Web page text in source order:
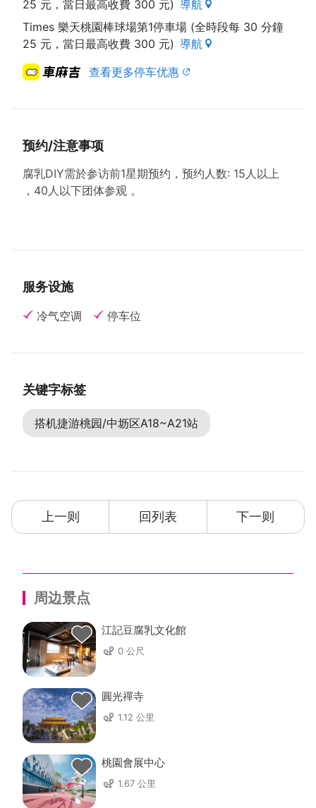
25 元，當日最高收費 300 元) 導航
Times 樂天桃園棒球場第1停車場 (全時段每 30 分鐘
25 元，當日最高收費 300 元) 導航
查看更多停车优惠
预约/注意事项
腐乳DIY需於参访前1星期预约，预约人数: 15人以上
，40人以下团体参观 。
服务设施
冷气空调 停车位
关键字标签
搭机捷游桃园/中坜区A18~A21站
上一则 回列表 下一则
周边景点
江記豆腐乳文化館
0 公尺
圓光禪寺
1.12 公里
桃園會展中心
1.67 公里